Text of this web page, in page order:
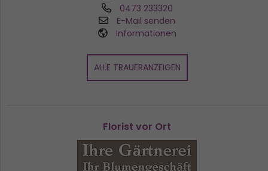
0473 233320
E-Mail senden
Informationen
ALLE TRAUERANZEIGEN
Florist vor Ort